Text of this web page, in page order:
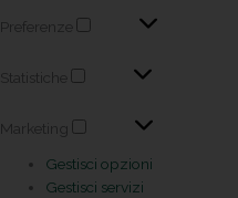
Preferenze
Statistiche
Marketing
Gestisci opzioni
Gestisci servizi